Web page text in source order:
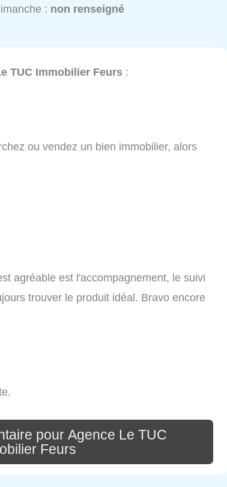
: non renseigné
TUC Immobilier Feurs :
ou vendez un bien immobilier, alors
agréable est l'accompagnement, le suivi
trouver le produit idéal. Bravo encore
pour Agence Le TUC
Feurs